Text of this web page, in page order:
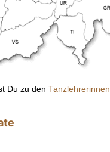
Du zu den